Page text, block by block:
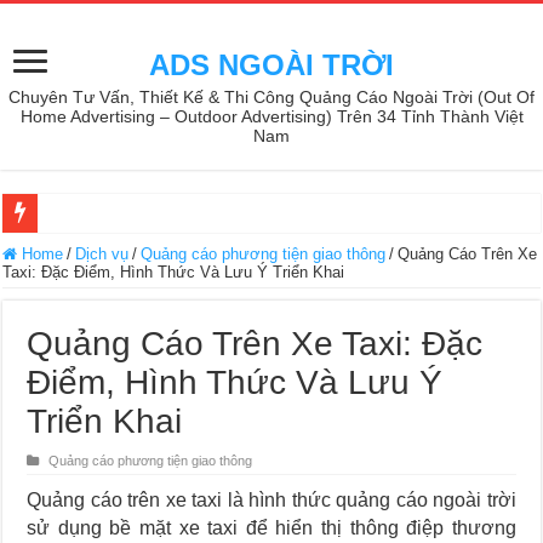
ADS NGOÀI TRỜI
Chuyên Tư Vấn, Thiết Kế & Thi Công Quảng Cáo Ngoài Trời (Out Of
Home Advertising – Outdoor Advertising) Trên 34 Tỉnh Thành Việt
Nam
Home / Dịch vụ / Quảng cáo phương tiện giao thông / Quảng Cáo Trên Xe
Taxi: Đặc Điểm, Hình Thức Và Lưu Ý Triển Khai
Quảng Cáo Trên Xe Taxi: Đặc
Điểm, Hình Thức Và Lưu Ý
Triển Khai
Quảng cáo phương tiện giao thông
Quảng cáo trên xe taxi là hình thức quảng cáo ngoài trời
sử dụng bề mặt xe taxi để hiển thị thông điệp thương